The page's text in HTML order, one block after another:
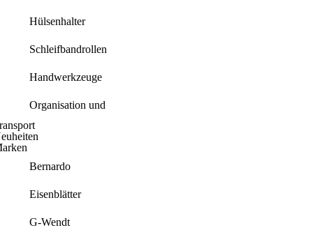
Hülsenhalter
Schleifbandrollen
Handwerkzeuge
Organisation und
Bernardo
Eisenblätter
G-Wendt